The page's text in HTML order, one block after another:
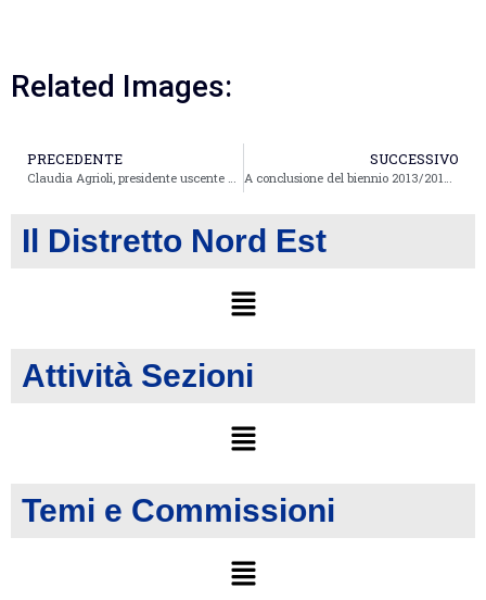
Related Images:
PRECEDENTE
Claudia Agrioli, presidente uscente FIDAPA BPW ITALY sezione di Ravenna, ringrazia le socie durante la cena di fine mandato dedicata alla Luce
SUCCESSIVO
A conclusione del biennio 2013/2015, la Sezione di Ferrara saluta la Presidente Maria Grazia Suttina e consegna l’attestato di socia onoraria FIDAPA BPW ITALY a Carla Scoppetta
Il Distretto Nord Est
Attività Sezioni
Temi e Commissioni